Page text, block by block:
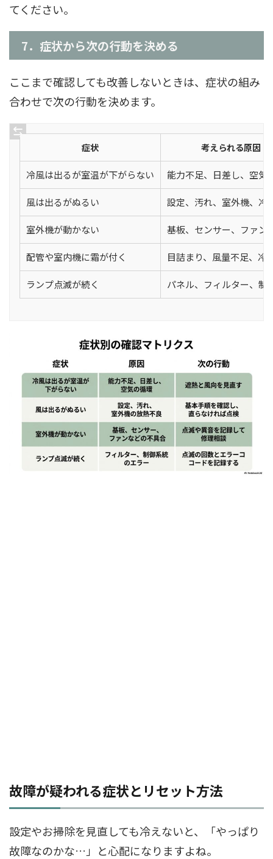
てください。
7．症状から次の行動を決める
ここまで確認しても改善しないときは、症状の組み
合わせで次の行動を決めます。
症状 考えられる原因
冷風は出るが室温が下がらない 能力不足、日差し、空気
風は出るがぬるい 設定、汚れ、室外機、冷
室外機が動かない 基板、センサー、ファン
配管や室内機に霜が付く 目詰まり、風量不足、冷
ランプ点滅が続く パネル、フィルター、制
故障が疑われる症状とリセット方法
設定やお掃除を見直しても冷えないと、「やっぱり
故障なのかな…」と心配になりますよね。